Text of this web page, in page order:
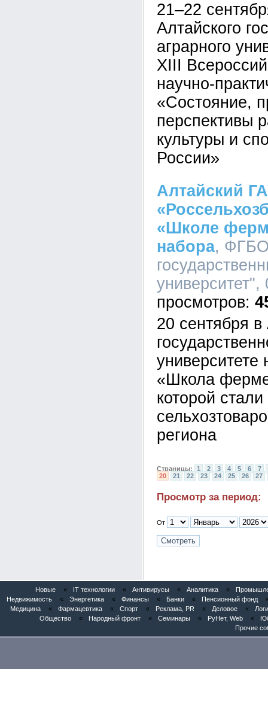
21–22
Алтайского
аграрного
XIII
научно-
«Состояние,
перспективы
культуры и
России»
Алтайский
«Школе
набора,
20 сентября
университете
«Школа
которой
региона
Страницы: 1 2 3 4 5 6
7
20
21 22 23 24 25 26 27
Просмотр за период:
От
Новые « IT технологии « Антивирусы « Аналитика «
Недвижимость
« Энергетика « Финансы « Банки « Пенсионный фонд
Медицина
« Фармацевтика « Спорт « Реклама, PR « Деловое «
Общество
« Народный фронт « Семинары « РуНет, Web «
Прочие